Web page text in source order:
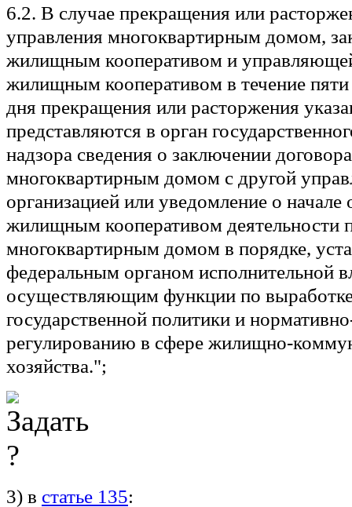
6.2. В случае прекращения или
управления многоквартирным домом,
жилищным кооперативом и
жилищным кооперативом в течение
дня прекращения или расторжения
представляются в орган
надзора сведения о заключении
многоквартирным домом с другой
организацией или уведомление о
жилищным кооперативом деятельности
многоквартирным домом в порядке,
федеральным органом исполнительной
осуществляющим функции по
государственной политики и
регулированию в сфере жилищно-
хозяйства.";
3) в статье 135: